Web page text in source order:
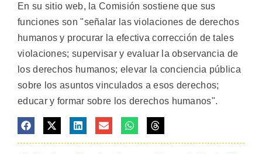
En su sitio web, la Comisión sostiene que sus
funciones son "señalar las violaciones de derechos
humanos y procurar la efectiva corrección de tales
violaciones; supervisar y evaluar la observancia de
los derechos humanos; elevar la conciencia pública
sobre los asuntos vinculados a esos derechos;
educar y formar sobre los derechos humanos".